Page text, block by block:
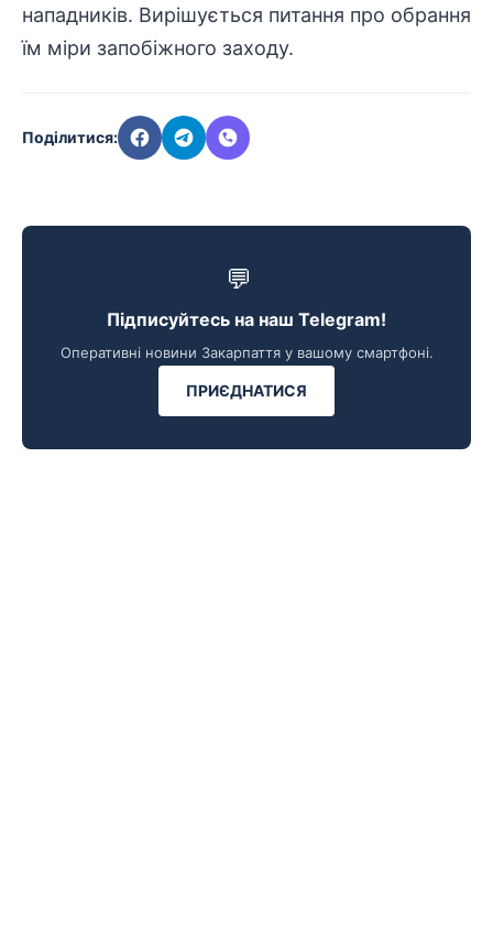
нападників. Вирішується питання про обрання
їм міри запобіжного заходу.
Поділитися:
💬
Підписуйтесь на наш Telegram!
Оперативні новини Закарпаття у вашому смартфоні.
ПРИЄДНАТИСЯ